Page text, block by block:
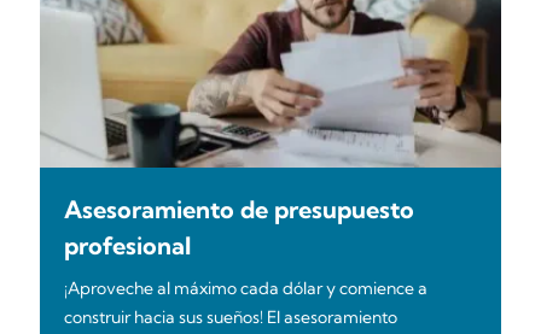
Asesoramiento de presupuesto
profesional
¡Aproveche al máximo cada dólar y comience a
construir hacia sus sueños! El asesoramiento